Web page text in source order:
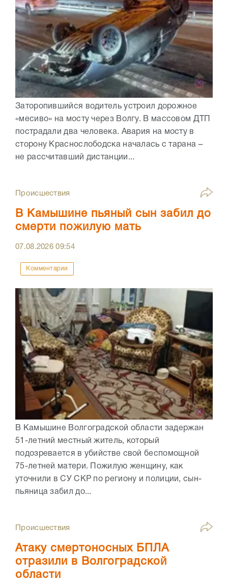
Заторопившийся водитель устроил дорожное
«месиво» на мосту через Волгу. В массовом ДТП
пострадали два человека. Авария на мосту в
сторону Краснослободска началась с тарана –
не рассчитавший дистанции...
Происшествия
В Камышине пьяный сын забил до
смерти пожилую мать
07.08.202609:54
Комментарии
В Камышине Волгоградской области задержан
51-летний местный житель, который
подозревается в убийстве свой беспомощной
75-летней матери. Пожилую женщину, как
уточнили в СУ СКР по региону и полиции, сын-
пьяница забил до...
Происшествия
Атаку смертоносных БПЛА
отразили в Волгоградской
области